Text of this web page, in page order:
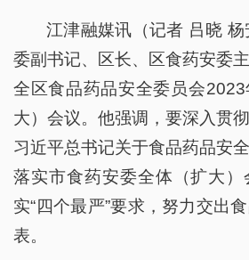
江津融媒讯（记者 吕晓
委副书记、区长、区食药安委
全区食品药品安全委员会
大）会议。他强调，要深入贯
习近平总书记关于食品药品安
落实市食药安委全体（扩大
实“四个最严”要求，努力交出
表。